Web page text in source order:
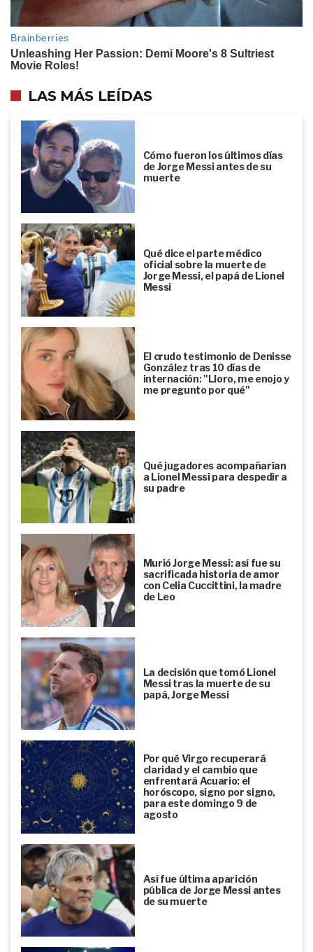
LAS MÁS LEÍDAS
Cómo fueron los últimos días
de Jorge Messi antes de su
muerte
Qué dice el parte médico
oficial sobre la muerte de
Jorge Messi, el papá de Lionel
Messi
El crudo testimonio de Denisse
González tras 10 días de
internación: "Lloro, me enojo y
me pregunto por qué"
Qué jugadores acompañarían
a Lionel Messi para despedir a
su padre
Murió Jorge Messi: así fue su
sacrificada historia de amor
con Celia Cuccittini, la madre
de Leo
La decisión que tomó Lionel
Messi tras la muerte de su
papá, Jorge Messi
Por qué Virgo recuperará
claridad y el cambio que
enfrentará Acuario: el
horóscopo, signo por signo,
para este domingo 9 de
agosto
Así fue última aparición
pública de Jorge Messi antes
de su muerte